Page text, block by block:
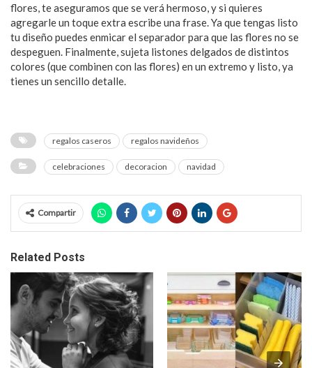
flores, te aseguramos que se verá hermoso, y si quieres
agregarle un toque extra escribe una frase. Ya que tengas listo
tu diseño puedes enmicar el separador para que las flores no se
despeguen. Finalmente, sujeta listones delgados de distintos
colores (que combinen con las flores) en un extremo y listo, ya
tienes un sencillo detalle.
regalos caseros regalos navideños
celebraciones decoracion navidad
Compartir
Related Posts